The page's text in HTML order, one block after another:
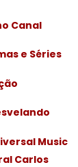
Canal
e Séries
Music
Carlos